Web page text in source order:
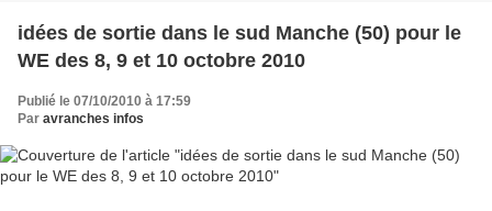
idées de sortie dans le sud Manche (50) pour le
WE des 8, 9 et 10 octobre 2010
Publié le 07/10/2010 à 17:59
Par avranches infos